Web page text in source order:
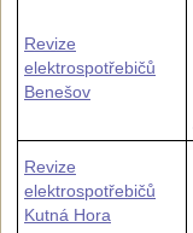
Revize
elektrospotřebičů
Benešov
Revize
elektrospotřebičů
Kutná Hora